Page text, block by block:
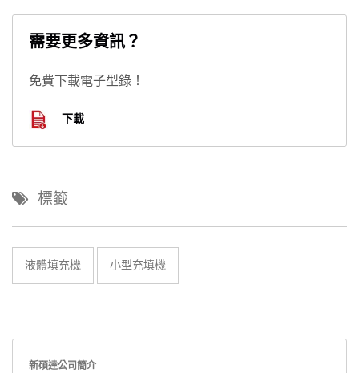
需要更多資訊？
免費下載電子型錄！
下載
標籤
液體填充機 小型充填機
新碩達公司簡介